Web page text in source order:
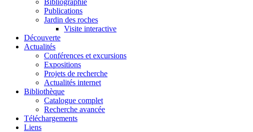
Bibliographie
Publications
Jardin des roches
Visite interactive
Découverte
Actualités
Conférences et excursions
Expositions
Projets de recherche
Actualités internet
Bibliothèque
Catalogue complet
Recherche avancée
Téléchargements
Liens